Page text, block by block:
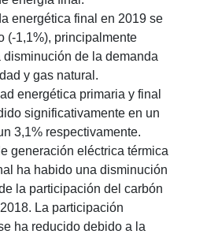
energética final en 2019 se
(-1,1%), principalmente
disminución de la demanda
y gas natural.
energética primaria y final
significativamente en un
3,1% respectivamente.
generación eléctrica térmica
ha habido una disminución
la participación del carbón
La participación
ha reducido debido a la